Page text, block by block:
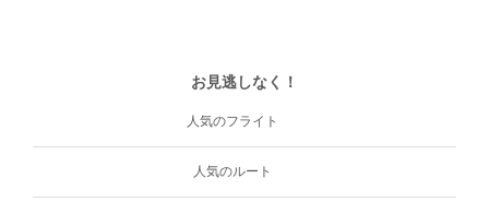
お見逃しなく！
人気のフライト
人気のルート